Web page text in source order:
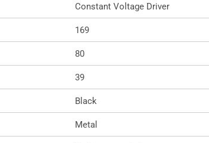
Constant Voltage Driver
169
80
39
Black
Metal